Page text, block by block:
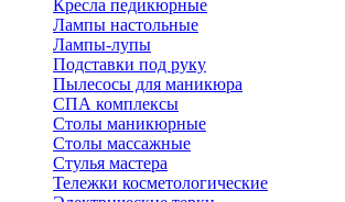
Кресла педикюрные
Лампы настольные
Лампы-лупы
Подставки под руку
Пылесосы для маникюра
СПА комплексы
Столы маникюрные
Столы массажные
Стулья мастера
Тележки косметологические